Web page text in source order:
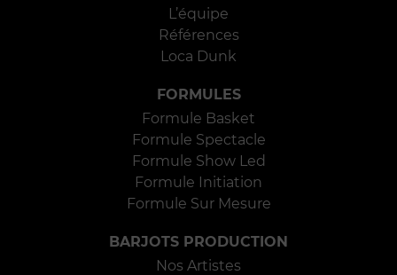
L’équipe
Références
Loca Dunk
FORMULES
Formule Basket
Formule Spectacle
Formule Show Led
Formule Initiation
Formule Sur Mesure
BARJOTS PRODUCTION
Nos Artistes